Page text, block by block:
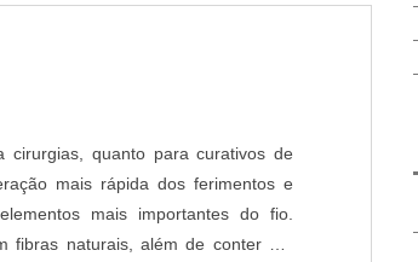
quanto para curativos de
mais rápida dos ferimentos e
mais importantes do fio.
naturais, além de conter um